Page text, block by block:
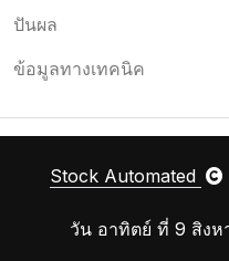
ปันผล
ข้อมูลทางเทคนิค
Stock Automated
วัน อาทิตย์ ที่ 9 สิงห